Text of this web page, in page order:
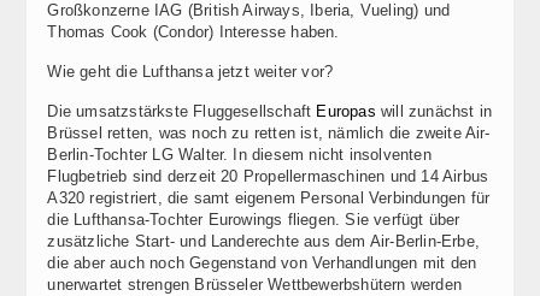
Großkonzerne IAG (British Airways, Iberia, Vueling) und
Thomas Cook (Condor) Interesse haben.
Wie geht die Lufthansa jetzt weiter vor?
Die umsatzstärkste Fluggesellschaft Europas will zunächst in
Brüssel retten, was noch zu retten ist, nämlich die zweite Air-
Berlin-Tochter LG Walter. In diesem nicht insolventen
Flugbetrieb sind derzeit 20 Propellermaschinen und 14 Airbus
A320 registriert, die samt eigenem Personal Verbindungen für
die Lufthansa-Tochter Eurowings fliegen. Sie verfügt über
zusätzliche Start- und Landerechte aus dem Air-Berlin-Erbe,
die aber auch noch Gegenstand von Verhandlungen mit den
unerwartet strengen Brüsseler Wettbewerbshütern werden